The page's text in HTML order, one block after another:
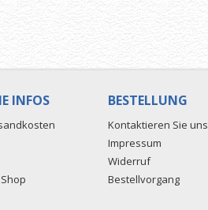
INFOS BESTELLUNG
Kontaktieren Sie uns
Impressum
Widerruf
Bestellvorgang